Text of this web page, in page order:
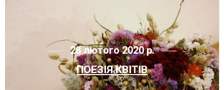
28 лютого 2020 р.
ПОЕЗІЯ КВІТІВ